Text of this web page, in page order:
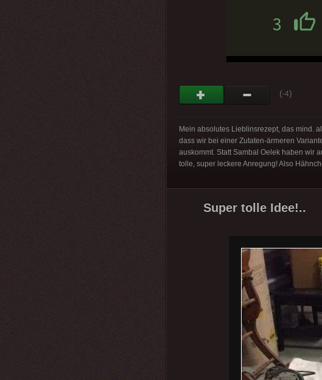
(-4)
Mein absolutes Lieblinsrezept, das mind.
dass wir bei einer Zutaten-ärmeren
auskommt. Statt Sambal Oelek haben wir
tolle, super leckere Anregung! Also
Super tolle Idee!..